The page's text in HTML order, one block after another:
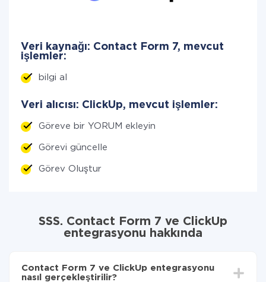
Veri kaynağı: Contact Form 7, mevcut
işlemler:
bilgi al
Veri alıcısı: ClickUp, mevcut işlemler:
Göreve bir YORUM ekleyin
Görevi güncelle
Görev Oluştur
SSS. Contact Form 7 ve ClickUp
entegrasyonu hakkında
Contact Form 7 ve ClickUp entegrasyonu
nasıl gerçekleştirilir?